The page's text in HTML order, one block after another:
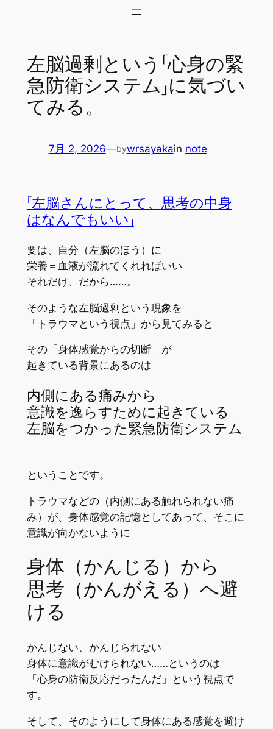
左脳過剰という「心身の緊
急防衛システム」に気づい
てみる。
7月 2, 2026—bywrsayakain note
「左脳さんにとって、思考の中身
はなんでもいい」
要は、自分（左脳のほう）に
栄養＝血液が流れてくれればいい
それだけ、だから……。
そのような左脳過剰という現象を
「トラウマという視点」から見てみると
その「身体感覚からの切断」が
起きている背景にあるのは
内側にある痛みから
意識を逸らすために起きている
左脳をつかった緊急防衛システム
ということです。
トラウマなどの（内側にある触れられない痛
み）が、身体感覚の記憶としてあって、そこに
意識が向かないように
身体（かんじる）から
思考（かんがえる）へ避
ける
かんじない、かんじられない
身体に意識がむけられない……というのは
「心身の防衛反応だったんだ」という視点で
す。
そして、そのようにして身体にある感覚を避け